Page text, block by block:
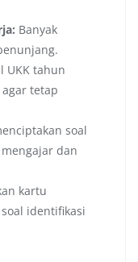
Banyak
UKK tahun
tetap
soal
dan
kartu
identifikasi